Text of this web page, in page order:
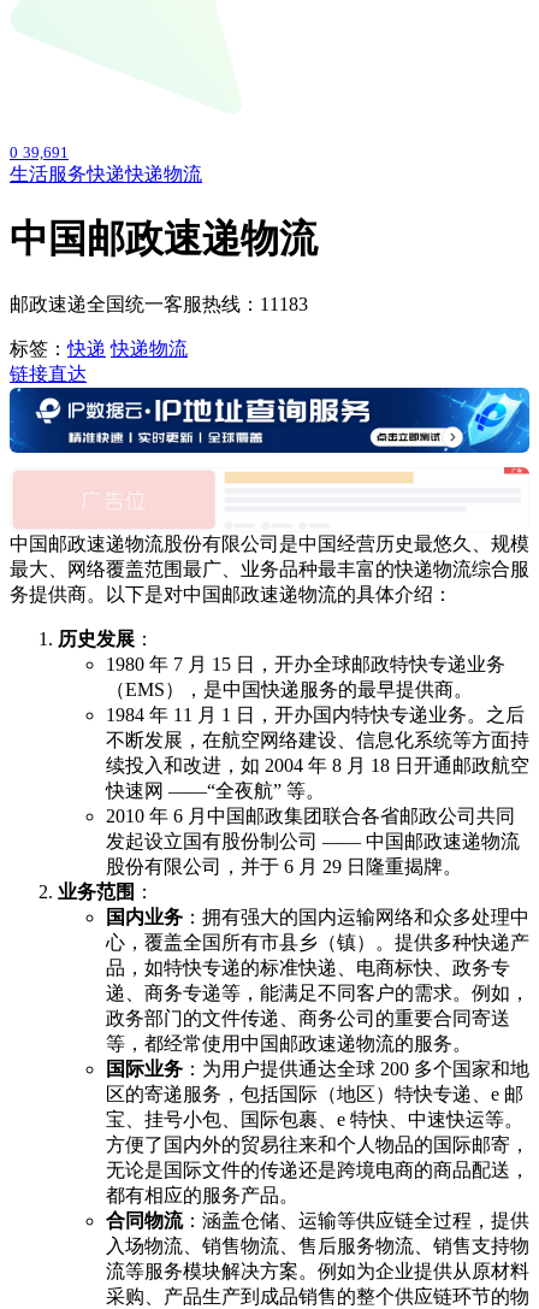
0 39,691
生活服务快递快递物流
中国邮政速递物流
邮政速递全国统一客服热线：11183
标签：快递 快递物流
链接直达
中国邮政速递物流股份有限公司是中国经营历史最悠久、规模
最大、网络覆盖范围最广、业务品种最丰富的快递物流综合服
务提供商。以下是对中国邮政速递物流的具体介绍：
历史发展 ：
1980 年 7 月 15 日，开办全球邮政特快专递业务
（EMS），是中国快递服务的最早提供商。
1984 年 11 月 1 日，开办国内特快专递业务。之后
不断发展，在航空网络建设、信息化系统等方面持
续投入和改进，如 2004 年 8 月 18 日开通邮政航空
快速网 ——“全夜航” 等。
2010 年 6 月中国邮政集团联合各省邮政公司共同
发起设立国有股份制公司 —— 中国邮政速递物流
股份有限公司，并于 6 月 29 日隆重揭牌。
业务范围 ：
国内业务 ：拥有强大的国内运输网络和众多处理中
心，覆盖全国所有市县乡（镇）。提供多种快递产
品，如特快专递的标准快递、电商标快、政务专
递、商务专递等，能满足不同客户的需求。例如，
政务部门的文件传递、商务公司的重要合同寄送
等，都经常使用中国邮政速递物流的服务。
国际业务 ：为用户提供通达全球 200 多个国家和地
区的寄递服务，包括国际（地区）特快专递、e 邮
宝、挂号小包、国际包裹、e 特快、中速快运等。
方便了国内外的贸易往来和个人物品的国际邮寄，
无论是国际文件的传递还是跨境电商的商品配送，
都有相应的服务产品。
合同物流：涵盖仓储、运输等供应链全过程，提供
入场物流、销售物流、售后服务物流、销售支持物
流等服务模块解决方案。例如为企业提供从原材料
采购、产品生产到成品销售的整个供应链环节的物